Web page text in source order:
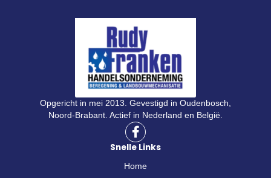
Opgericht in mei 2013. Gevestigd in Oudenbosch,
Noord-Brabant. Actief in Nederland en België.
F
a
c
e
Snelle Links
Home